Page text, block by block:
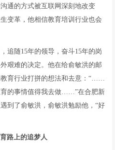
通的方式被互联网深刻地改变
变革，他相信教育培训行业也会
追随15年的领导，奋斗15年的岗
艰难的决定。他在给俞敏洪的邮
育行业打拼的想法和去意：“……
育的事情值得我去做……”在合肥新
到了俞敏洪，俞敏洪勉励他，“好
路上的追梦人